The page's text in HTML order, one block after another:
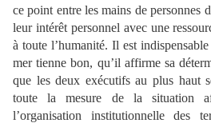
ce point entre les mains de personnes
leur intérêt personnel avec une
à toute l’humanité. Il est
mer tienne bon, qu’il affirme sa
que les deux exécutifs au plus haut
toute la mesure de la situation
l’organisation institutionnelle des